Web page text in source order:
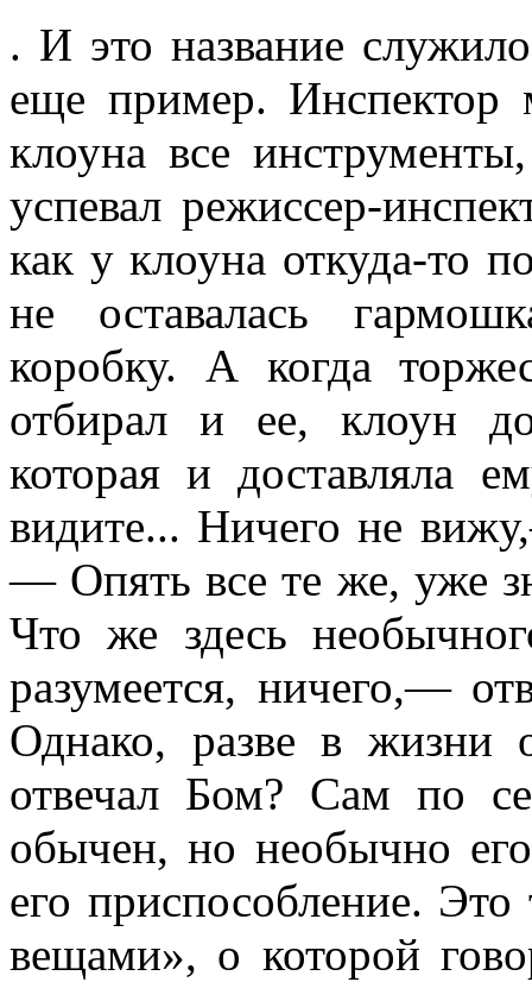
. И это название
еще пример. Инспектор
клоуна все
успевал режиссер-
как у клоуна откуда-то
не оставалась
коробку. А когда
отбирал и ее, клоун
которая и доставляла
видите... Ничего не
— Опять все те же, уже
Что же здесь
разумеется, ничего,—
Однако, разве в жизни
отвечал Бом? Сам по
обычен, но необычно
его приспособление. Это
вещами», о которой